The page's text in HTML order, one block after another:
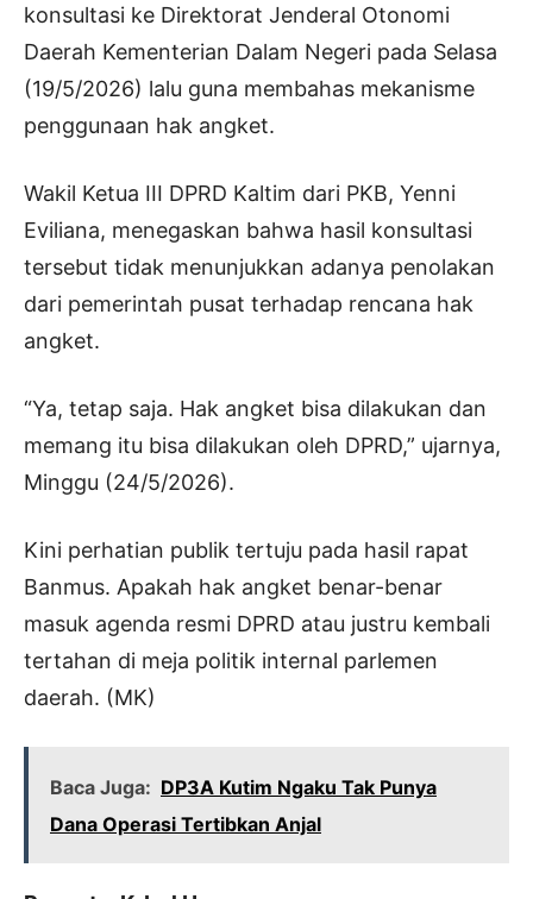
konsultasi ke Direktorat Jenderal Otonomi
Daerah Kementerian Dalam Negeri pada Selasa
(19/5/2026) lalu guna membahas mekanisme
penggunaan hak angket.
Wakil Ketua III DPRD Kaltim dari PKB, Yenni
Eviliana, menegaskan bahwa hasil konsultasi
tersebut tidak menunjukkan adanya penolakan
dari pemerintah pusat terhadap rencana hak
angket.
“Ya, tetap saja. Hak angket bisa dilakukan dan
memang itu bisa dilakukan oleh DPRD,” ujarnya,
Minggu (24/5/2026).
Kini perhatian publik tertuju pada hasil rapat
Banmus. Apakah hak angket benar-benar
masuk agenda resmi DPRD atau justru kembali
tertahan di meja politik internal parlemen
daerah. (MK)
Baca Juga: DP3A Kutim Ngaku Tak Punya
Dana Operasi Tertibkan Anjal